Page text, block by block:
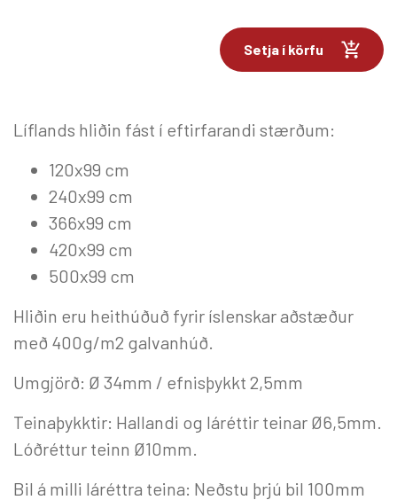
Setja í körfu
Líflands hliðin fást í eftirfarandi stærðum:
120x99 cm
240x99 cm
366x99 cm
420x99 cm
500x99 cm
Hliðin eru heithúðuð fyrir íslenskar aðstæður
með 400g/m2 galvanhúð.
Umgjörð: Ø 34mm / efnisþykkt 2,5mm
Teinaþykktir: Hallandi og láréttir teinar Ø6,5mm.
Lóðréttur teinn Ø10mm.
Bil á milli láréttra teina: Neðstu þrjú bil 100mm